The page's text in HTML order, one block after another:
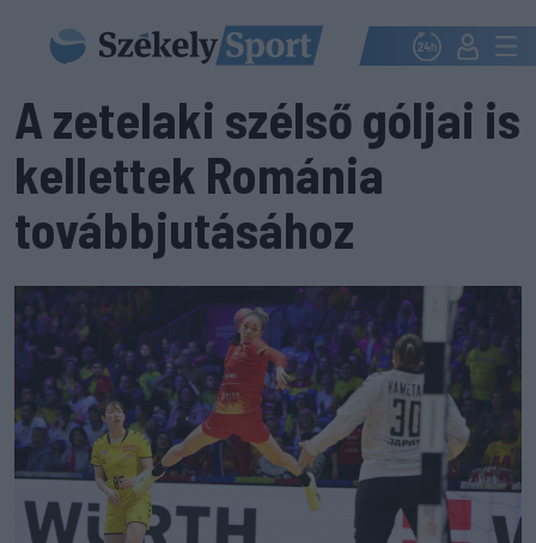
A zetelaki szélső góljai is
kellettek Románia
továbbjutásához